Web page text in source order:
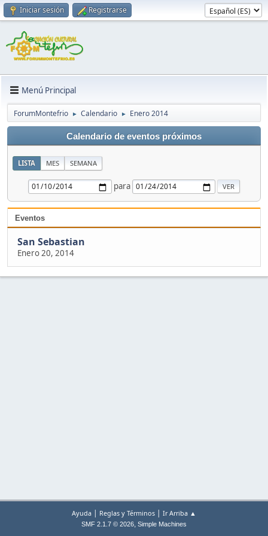
Iniciar sesión Registrarse
Menú Principal
ForumMontefrio ► Calendario ► Enero 2014
Calendario de eventos próximos
LISTA MES SEMANA
para
Eventos
San Sebastian
Enero 20, 2014
Ayuda | Reglas y Términos | Ir Arriba ▲
SMF 2.1.7 © 2026, Simple Machines